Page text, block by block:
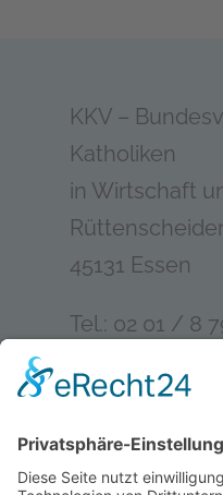
KKV –
Katholiken
in Wirtschaft
45131 Essen
Tel.: 02 01 / 8
E-Mail: